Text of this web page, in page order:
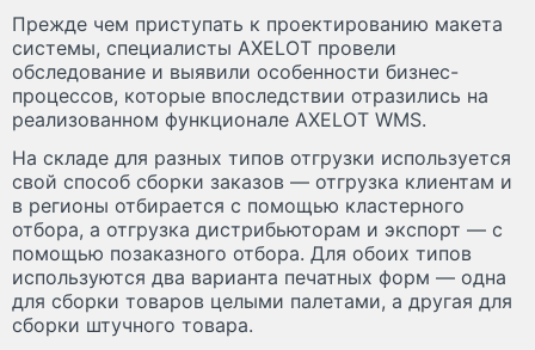
Прежде чем приступать к проектированию макета
системы, специалисты AXELOT провели
обследование и выявили особенности бизнес-
процессов, которые впоследствии отразились на
реализованном функционале AXELOT WMS.
На складе для разных типов отгрузки используется
свой способ сборки заказов — отгрузка клиентам и
в регионы отбирается с помощью кластерного
отбора, а отгрузка дистрибьюторам и экспорт — с
помощью позаказного отбора. Для обоих типов
используются два варианта печатных форм — одна
для сборки товаров целыми палетами, а другая для
сборки штучного товара.